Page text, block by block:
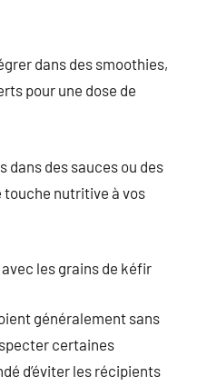
dans des smoothies,
pour une dose de
dans des sauces ou des
touche nutritive à vos
les grains de kéfir
généralement sans
certaines
d’éviter les récipients